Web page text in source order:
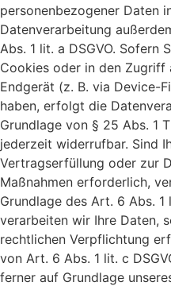
personenbezogener Daten
Datenverarbeitung
Abs. 1 lit. a DSGVO. Sofern
Cookies oder in den Zugriff
Endgerät (z. B. via Device-
haben, erfolgt die
Grundlage von § 25 Abs. 1
jederzeit widerrufbar. Sind
Vertragserfüllung oder zur
Maßnahmen erforderlich,
Grundlage des Art. 6 Abs. 1
verarbeiten wir Ihre Daten,
rechtlichen Verpflichtung
von Art. 6 Abs. 1 lit. c
ferner auf Grundlage